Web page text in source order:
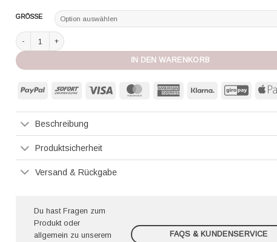
GRÖSSE
Aubade String Illusion Fauve ultra violet Menge
IN DEN WARENKORB
PayPal Sofort Visa MasterCard American
Klarna GiroPay
Beschreibung
Produktsicherheit
Versand & Rückgabe
Du hast Fragen zum
Produkt oder
allgemein zu unserem
FAQS & KUNDENSERVICE